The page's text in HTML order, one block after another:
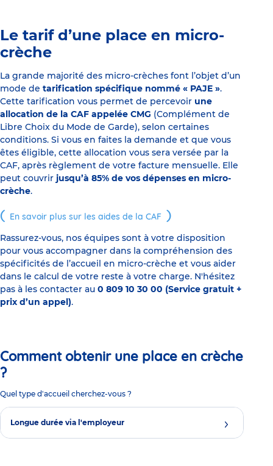
Le tarif d’une place en micro-
crèche
La grande majorité des micro-crèches font l’objet d’un
mode de tarification spécifique nommé « PAJE ».
Cette tarification vous permet de percevoir une
allocation de la CAF appelée CMG (Complément de
Libre Choix du Mode de Garde), selon certaines
conditions. Si vous en faites la demande et que vous
êtes éligible, cette allocation vous sera versée par la
CAF, après règlement de votre facture mensuelle. Elle
peut couvrir jusqu’à 85% de vos dépenses en micro-
crèche.
En savoir plus sur les aides de la CAF
Rassurez-vous, nos équipes sont à votre disposition
pour vous accompagner dans la compréhension des
spécificités de l’accueil en micro-crèche et vous aider
dans le calcul de votre reste à votre charge. N'hésitez
pas à les contacter au 0 809 10 30 00 (Service gratuit +
prix d’un appel).
Comment obtenir une place en crèche
?
Quel type d'accueil cherchez-vous ?
Longue durée via l'employeur